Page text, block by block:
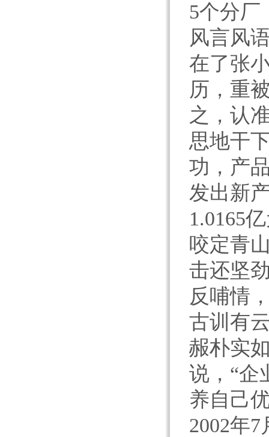
5个分厂
风言风
在了张
历，重
之，认
思地干
功，产
发出新
1.0165
咬定青
击还坚
反哺情
古训有
赧朴实
说，“企
养自己
2002年